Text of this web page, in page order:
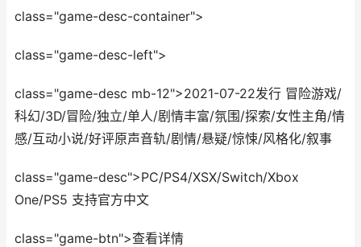
class="game-desc-container">
class="game-desc-left">
class="game-desc mb-12">2021-07-22发行 冒险游戏/
科幻/3D/冒险/独立/单人/剧情丰富/氛围/探索/女性主角/情
感/互动小说/好评原声音轨/剧情/悬疑/惊悚/风格化/叙事
class="game-desc">PC/PS4/XSX/Switch/Xbox
One/PS5 支持官方中文
class="game-btn">查看详情